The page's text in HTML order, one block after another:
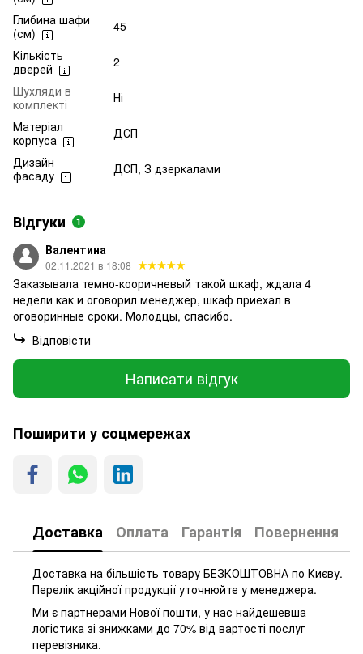
Глибина шафи
(см)
45
Кількість
дверей
2
Шухляди в
комплекті
Ні
Матеріал
корпуса
ДСП
Дизайн
фасаду
ДСП, З дзеркалами
Відгуки 1
Валентина
02.11.2021 в 18:08
Заказывала темно-кооричневый такой шкаф, ждала 4
недели как и оговорил менеджер, шкаф приехал в
оговоринные сроки. Молодцы, спасибо.
Відповісти
Написати відгук
Поширити у соцмережах
Доставка Оплата Гарантія Повернення
Доставка на більшість товару БЕЗКОШТОВНА по Києву.
Перелік акційної продукції уточнюйте у менеджера.
Ми є партнерами Нової пошти, у нас найдешевша
логістика зі знижками до 70% від вартості послуг
перевізника.